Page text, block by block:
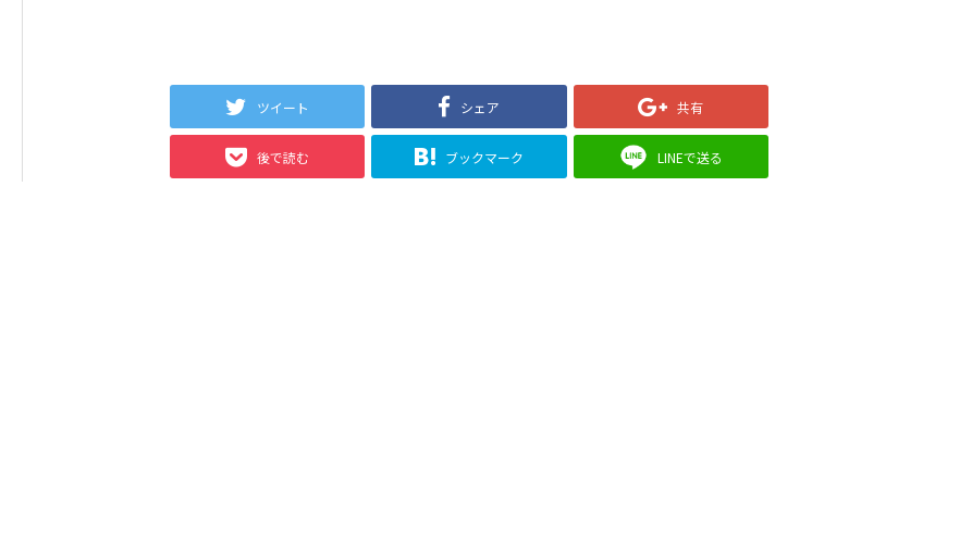
ツイート シェア 共有
後で読む ブックマーク LINEで送る